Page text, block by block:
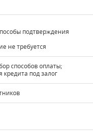
подтверждения
не требуется
способов оплаты;
кредита под залог